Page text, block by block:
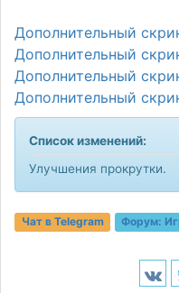
Дополнительный
Дополнительный
Дополнительный
Дополнительный
Список изменений:
Улучшения прокрутки.
Чат в Telegram Форум: